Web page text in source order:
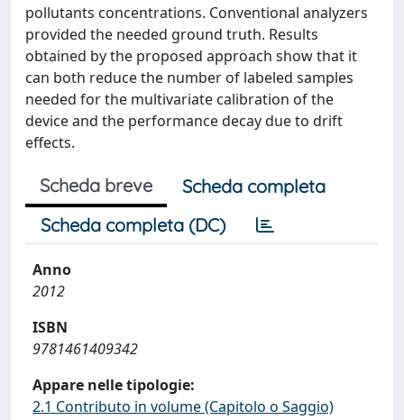
pollutants concentrations. Conventional analyzers
provided the needed ground truth. Results
obtained by the proposed approach show that it
can both reduce the number of labeled samples
needed for the multivariate calibration of the
device and the performance decay due to drift
effects.
Scheda breve
Scheda completa
Scheda completa (DC)
Anno
2012
ISBN
9781461409342
Appare nelle tipologie:
2.1 Contributo in volume (Capitolo o Saggio)